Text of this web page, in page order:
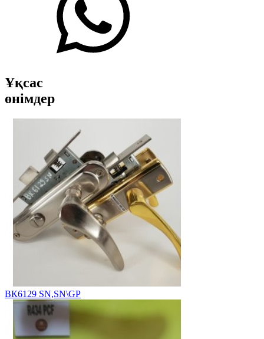
Ұқсас
өнімдер
ВК6129 SN,SN\GP